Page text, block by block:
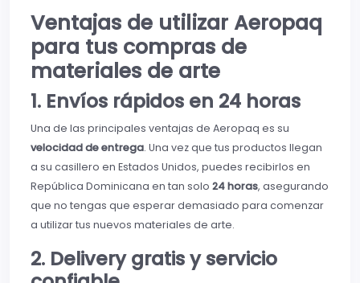
Ventajas de utilizar Aeropaq
para tus compras de
materiales de arte
1. Envíos rápidos en 24 horas
Una de las principales ventajas de Aeropaq es su
velocidad de entrega. Una vez que tus productos llegan
a su casillero en Estados Unidos, puedes recibirlos en
República Dominicana en tan solo 24 horas, asegurando
que no tengas que esperar demasiado para comenzar
a utilizar tus nuevos materiales de arte.
2. Delivery gratis y servicio